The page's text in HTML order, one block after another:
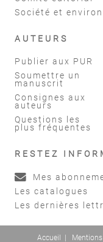
Société et
AUTEURS
Publier aux PUR
Soumettre un
manuscrit
Consignes aux
auteurs
Questions les
plus fréquentes
RESTEZ
Mes
Les catalogues
Les dernières
Accueil